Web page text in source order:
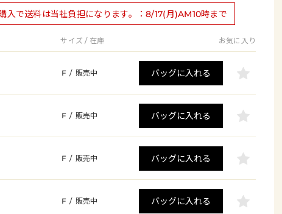
入で送料は当社負担になります。：8/17(月)AM10時まで
サイズ / 在庫 お気に入り
F / 販売中 バッグに入れる
F / 販売中 バッグに入れる
F / 販売中 バッグに入れる
F / 販売中 バッグに入れる